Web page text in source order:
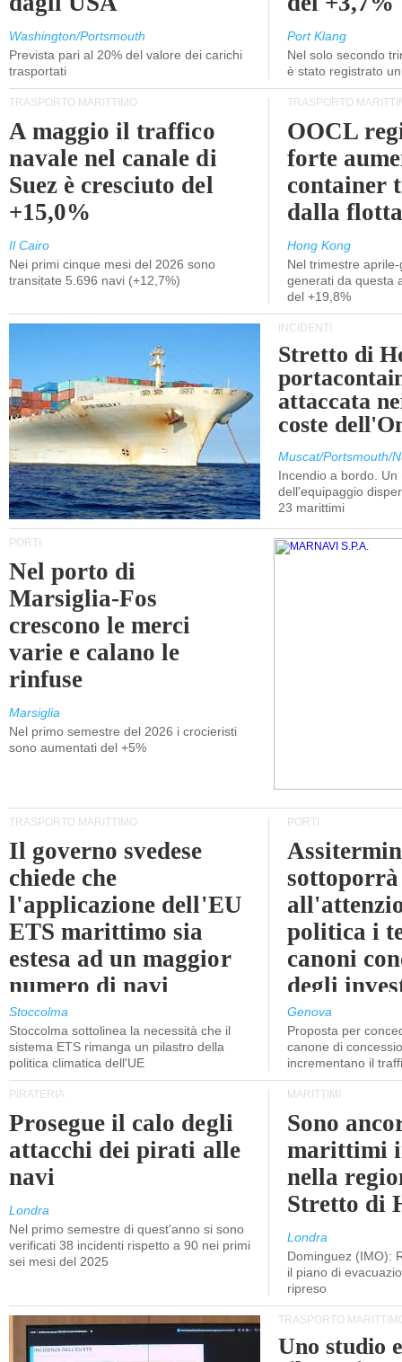
Washington/Portsmouth
Prevista pari al 20% del valore dei carichi
trasportati
Port Klang
Nel solo secondo
è stato registrato
TRASPORTO MARITTIMO
A maggio il traffico
navale nel canale di
Suez è cresciuto del
+15,0%
Il Cairo
Nei primi cinque mesi del 2026 sono
transitate 5.696 navi (+12,7%)
TRASPORTO
OOCL
forte
container
dalla
Hong Kong
Nel trimestre
generati da questa
del +19,8%
INCIDENTI
Stretto di
attaccata
coste
Muscat/Portsmouth/
Incendio a bordo. Un
dell'equipaggio
23 marittimi
PORTI
Nel porto di
Marsiglia-Fos
crescono le merci
varie e calano le
rinfuse
Marsiglia
Nel primo semestre del 2026 i crocieristi
sono aumentati del +5%
TRASPORTO MARITTIMO
Il governo svedese
chiede che
l'applicazione dell'EU
ETS marittimo sia
estesa ad un maggior
numero di navi
Stoccolma
Stoccolma sottolinea la necessità che il
sistema ETS rimanga un pilastro della
politica climatica dell'UE
PORTI
sottoporrà
politica i
canoni
degli
Genova
Proposta per
canone di
incrementano il
PIRATERIA
Prosegue il calo degli
attacchi dei pirati alle
navi
Londra
Nel primo semestre di quest'anno si sono
verificati 38 incidenti rispetto a 90 nei primi
sei mesi del 2025
MARITTIMI
Sono
marittimi
nella
Stretto di
Londra
Dominguez (IMO):
il piano di
ripreso
TRASPORTO
Uno studio